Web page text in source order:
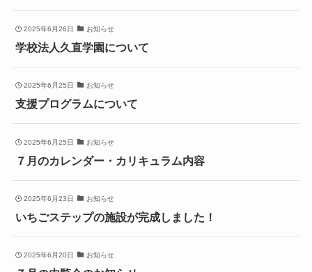
2025年6月26日 お知らせ
学校法人久直学園について
2025年6月25日 お知らせ
支援プログラムについて
2025年6月25日 お知らせ
７月のカレンダー・カリキュラム内容
2025年6月23日 お知らせ
いちごステップの施設が完成しました！
2025年6月20日 お知らせ